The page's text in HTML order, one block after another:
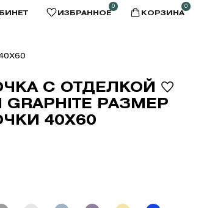
ИЗБРАННОЕ
0
КОРЗИНА
0
С ОТДЕЛКОЙ
РАЗМЕР
40X60